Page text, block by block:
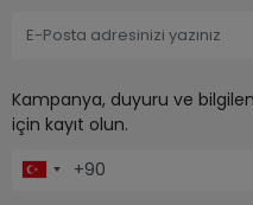
Kampanya, duyuru ve
için kayıt olun.